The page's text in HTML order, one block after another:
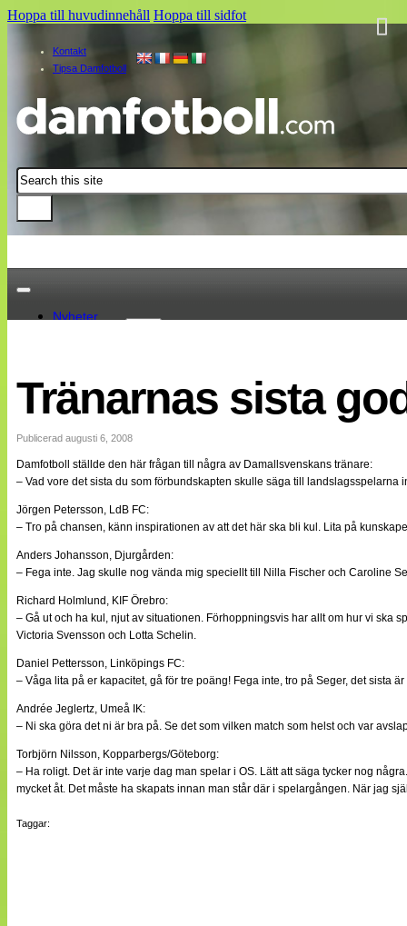
Hoppa till huvudinnehåll Hoppa till sidfot
Kontakt
Tipsa Damfotboll
Sök
Nyheter
EM 2013
Internationellt
Bildreportage
Bloggar
Lagen
Webb-TV
Cuper
Medlemsbilder
Till klubbkassan
NÄTverket
Om oss
Annonsera
Tipsa Damfotboll
Kontakt
Tränarnas sista
Publicerad augusti 6, 2008
Damfotboll ställde den här frågan till några av Damallsvenskans tränare:
– Vad vore det sista du som förbundskapten skulle säga till landslagsspelarna
Jörgen Petersson, LdB FC:
– Tro på chansen, känn inspirationen av att det här ska bli kul. Lita på
Anders Johansson, Djurgården:
– Fega inte. Jag skulle nog vända mig speciellt till Nilla Fischer och Caroline
Richard Holmlund, KIF Örebro:
– Gå ut och ha kul, njut av situationen. Förhoppningsvis har allt om hur vi ska
Victoria Svensson och Lotta Schelin.
Daniel Pettersson, Linköpings FC:
– Våga lita på er kapacitet, gå för tre poäng! Fega inte, tro på Seger, det sista
Andrée Jeglertz, Umeå IK:
– Ni ska göra det ni är bra på. Se det som vilken match som helst och var
Torbjörn Nilsson, Kopparbergs/Göteborg:
– Ha roligt. Det är inte varje dag man spelar i OS. Lätt att säga tycker nog
mycket åt. Det måste ha skapats innan man står där i spelargången. När jag
Taggar: